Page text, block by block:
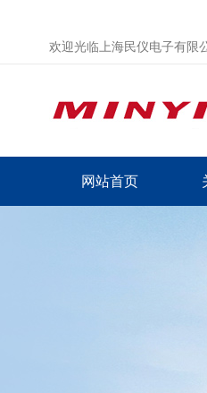
欢迎光临上海民仪电子有限
网站首页